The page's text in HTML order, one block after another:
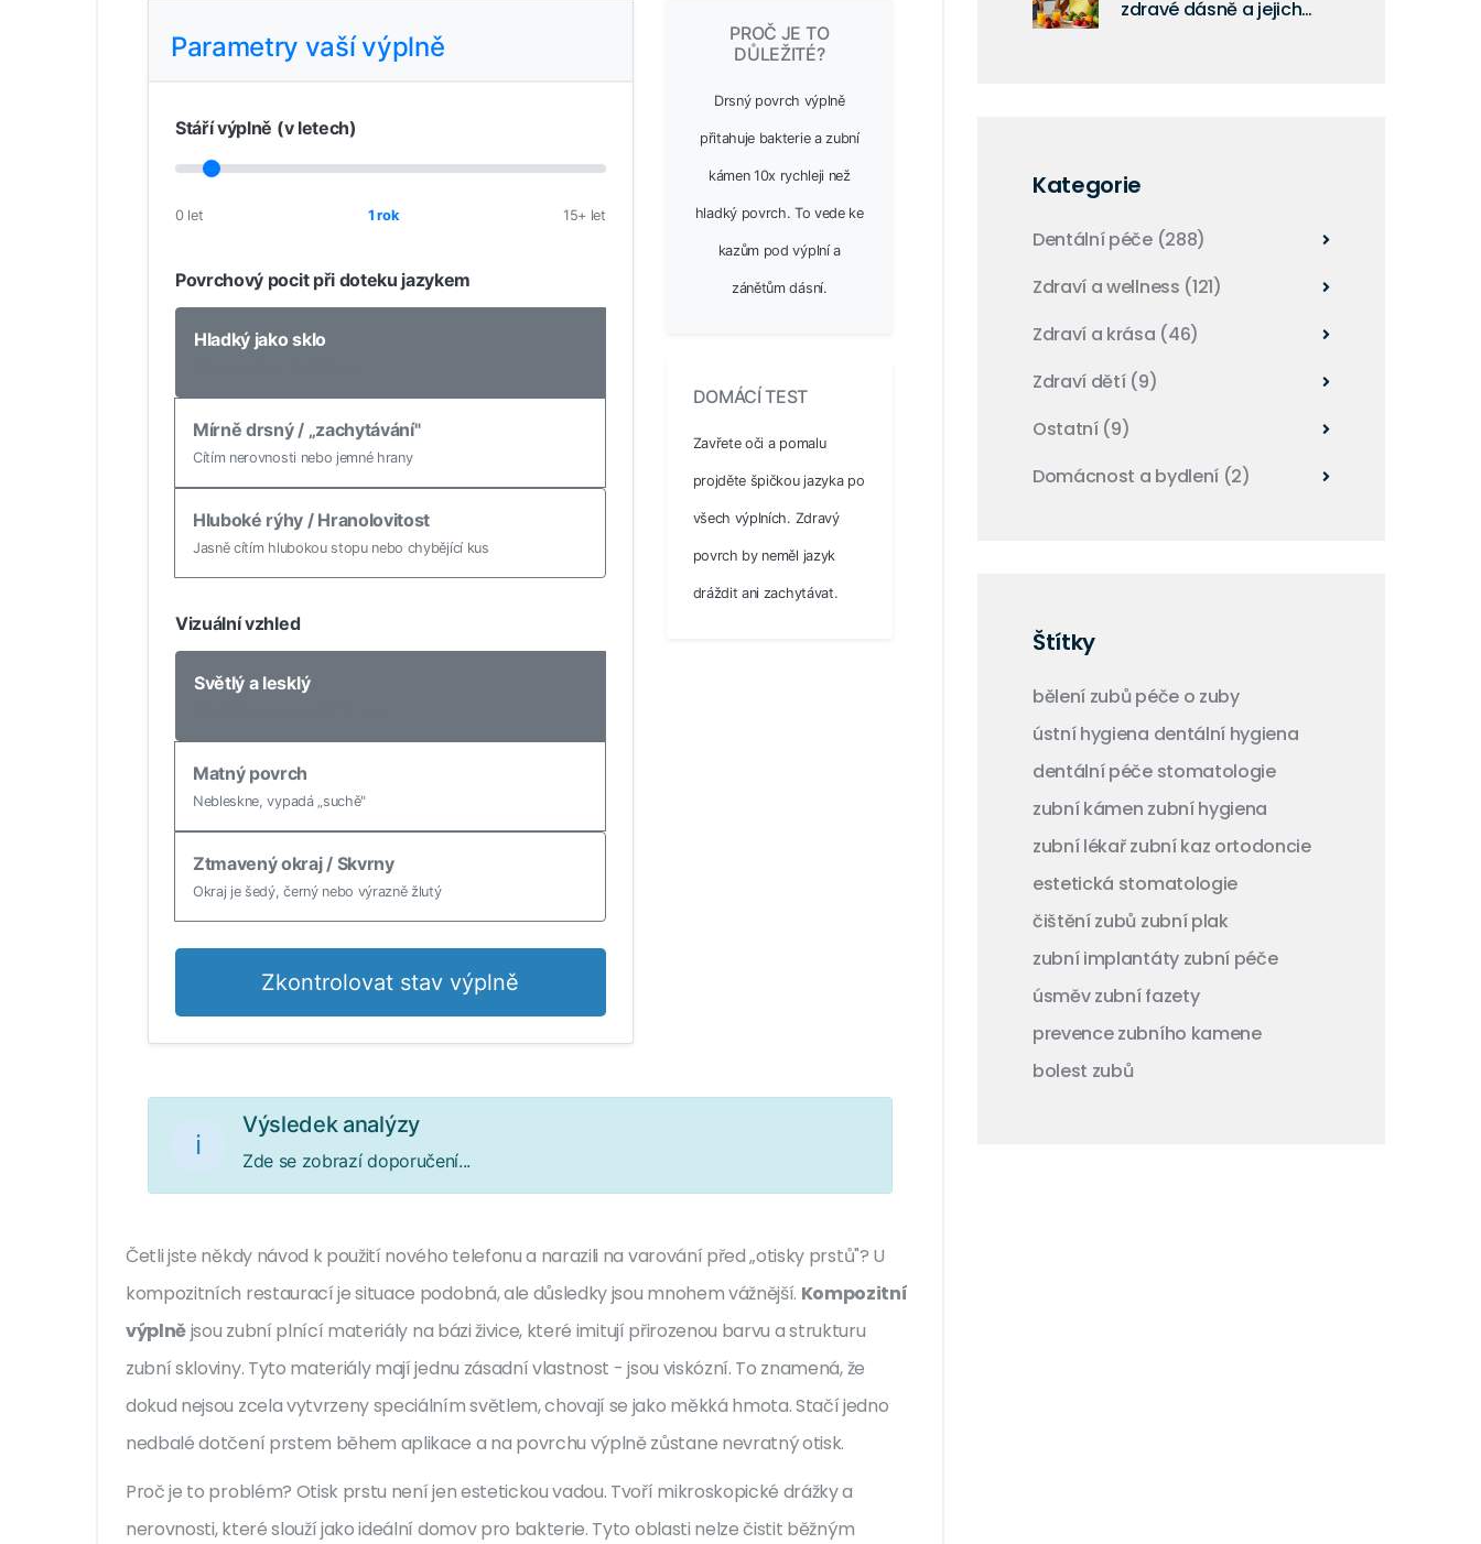
Parametry vaší výplně
Stáří výplně (v letech)
0 let 1 rok 15+ let
Povrchový pocit při doteku jazykem
Hladký jako sklo
Mírně drsný / „zachytávání"
Cítím nerovnosti nebo jemné hrany
Hluboké rýhy / Hranolovitost
Jasně cítím hlubokou stopu nebo chybějící kus
Vizuální vzhled
Světlý a lesklý
Matný povrch
Nebleskne, vypadá „suchě"
Ztmavený okraj / Skvrny
Okraj je šedý, černý nebo výrazně žlutý
Zkontrolovat stav výplně
PROČ JE TO
DŮLEŽITÉ?
Drsný povrch výplně
přitahuje bakterie a zubní
kámen 10x rychleji než
hladký povrch. To vede ke
kazům pod výplní a
zánětům dásní.
DOMÁCÍ TEST
Zavřete oči a pomalu
projděte špičkou jazyka po
všech výplních. Zdravý
povrch by neměl jazyk
dráždit ani zachytávat.
ℹ️
Výsledek analýzy
Zde se zobrazí doporučení...
Četli jste někdy návod k použití nového telefonu a narazili na varování před „otisky prstů"? U
kompozitních restaurací je situace podobná, ale důsledky jsou mnohem vážnější. Kompozitní
výplnějsou zubní plnící materiály na bázi živice, které imitují přirozenou barvu a strukturu
zubní skloviny. Tyto materiály mají jednu zásadní vlastnost - jsou viskózní. To znamená, že
dokud nejsou zcela vytvrzeny speciálním světlem, chovají se jako měkká hmota. Stačí jedno
nedbalé dotčení prstem během aplikace a na povrchu výplně zůstane nevratný otisk.
Proč je to problém? Otisk prstu není jen estetickou vadou. Tvoří mikroskopické drážky a
nerovnosti, které slouží jako ideální domov pro bakterie. Tyto oblasti nelze čistit běžným
zdravé dásně a jejich
Kategorie
Dentální péče (288)
Zdraví a wellness (121)
Zdraví a krása (46)
Zdraví dětí (9)
Ostatní (9)
Domácnost a bydlení (2)
Štítky
bělení zubů péče o zuby
ústní hygiena dentální hygiena
dentální péče stomatologie
zubní kámen zubní hygiena
zubní lékařzubní kaz ortodoncie
estetická stomatologie
čištění zubů zubní plak
zubní implantáty zubní péče
úsměvzubní fazety
prevence zubního kamene
bolest zubů